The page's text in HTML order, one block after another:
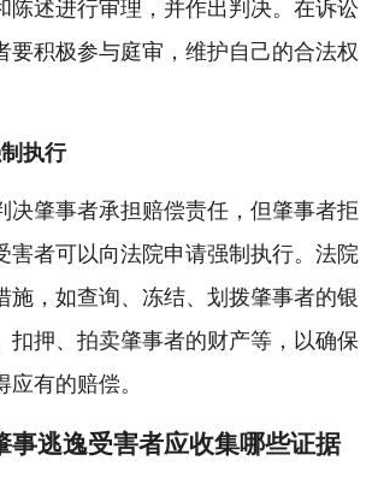
陈述进行审理，并作出判决。在诉讼
要积极参与庭审，维护自己的合法权
执行
决肇事者承担赔偿责任，但肇事者拒
害者可以向法院申请强制执行。法院
施，如查询、冻结、划拨肇事者的银
扣押、拍卖肇事者的财产等，以确保
有的赔偿。
事逃逸受害者应收集哪些证据